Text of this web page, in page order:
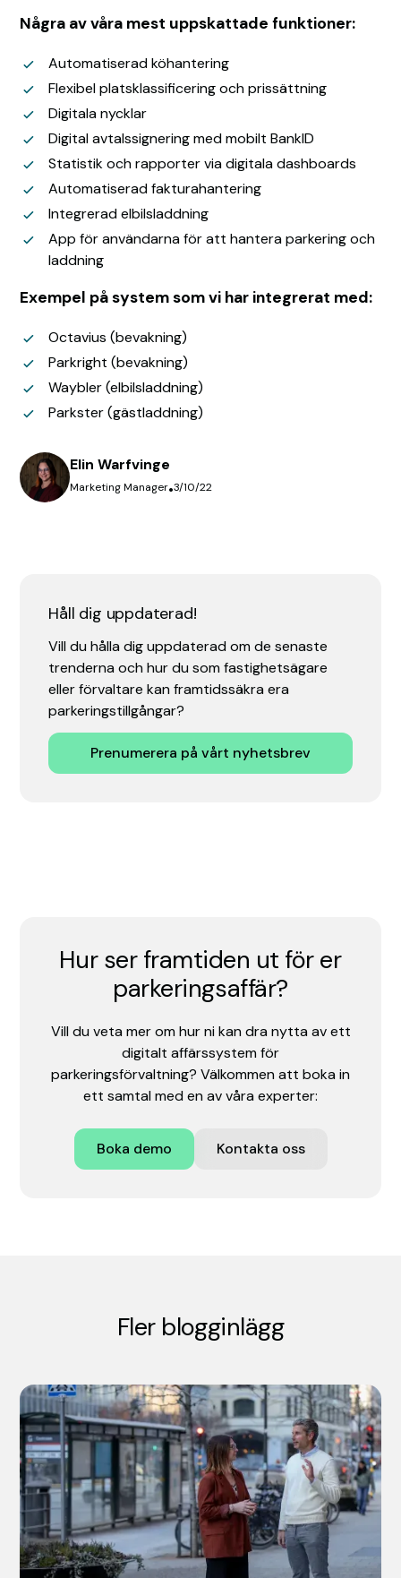
Några av våra mest uppskattade funktioner:
Automatiserad köhantering
Flexibel platsklassificering och prissättning
Digitala nycklar
Digital avtalssignering med mobilt BankID
Statistik och rapporter via digitala dashboards
Automatiserad fakturahantering
Integrerad elbilsladdning
App för användarna för att hantera parkering och
laddning
Exempel på system som vi har integrerat med:
Octavius (bevakning)
Parkright (bevakning)
Waybler (elbilsladdning)
Parkster (gästladdning)
Elin Warfvinge
Marketing Manager•3/10/22
Håll dig uppdaterad!
Vill du hålla dig uppdaterad om de senaste
trenderna och hur du som fastighetsägare
eller förvaltare kan framtidssäkra era
parkeringstillgångar?
Prenumerera på vårt nyhetsbrev
Hur ser framtiden ut för er
parkeringsaffär?
Vill du veta mer om hur ni kan dra nytta av ett
digitalt affärssystem för
parkeringsförvaltning? Välkommen att boka in
ett samtal med en av våra experter:
Boka demo Kontakta oss
Fler blogginlägg